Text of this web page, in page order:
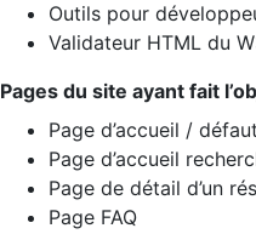
Outils pour
Validateur HTML du
Pages du site ayant fait
Page d’accueil /
Page d’accueil
Page de détail d’un
Page FAQ